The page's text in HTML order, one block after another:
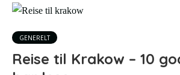
GENERELT
Reise til Krakow – 10